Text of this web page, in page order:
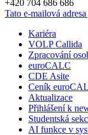
+420 704 686 686
Tato e-mailová
Kariéra
VOLP Callida
Zpracování
euroCALC
CDE Asite
Ceník
Aktualizace
Přihlášení k
Studentská
AI funkce v